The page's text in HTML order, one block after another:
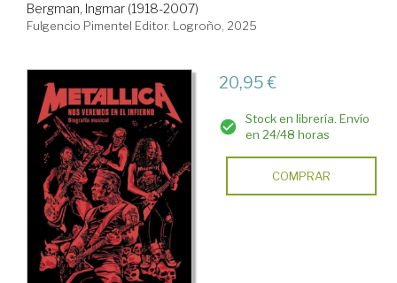
Bergman, Ingmar (1918-2007)
Fulgencio Pimentel Editor. Logroño, 2025
20,95 €
Stock en librería. Envío
en 24/48 horas
COMPRAR